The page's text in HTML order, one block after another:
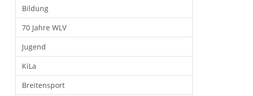
Bildung
70 Jahre WLV
Jugend
KiLa
Breitensport